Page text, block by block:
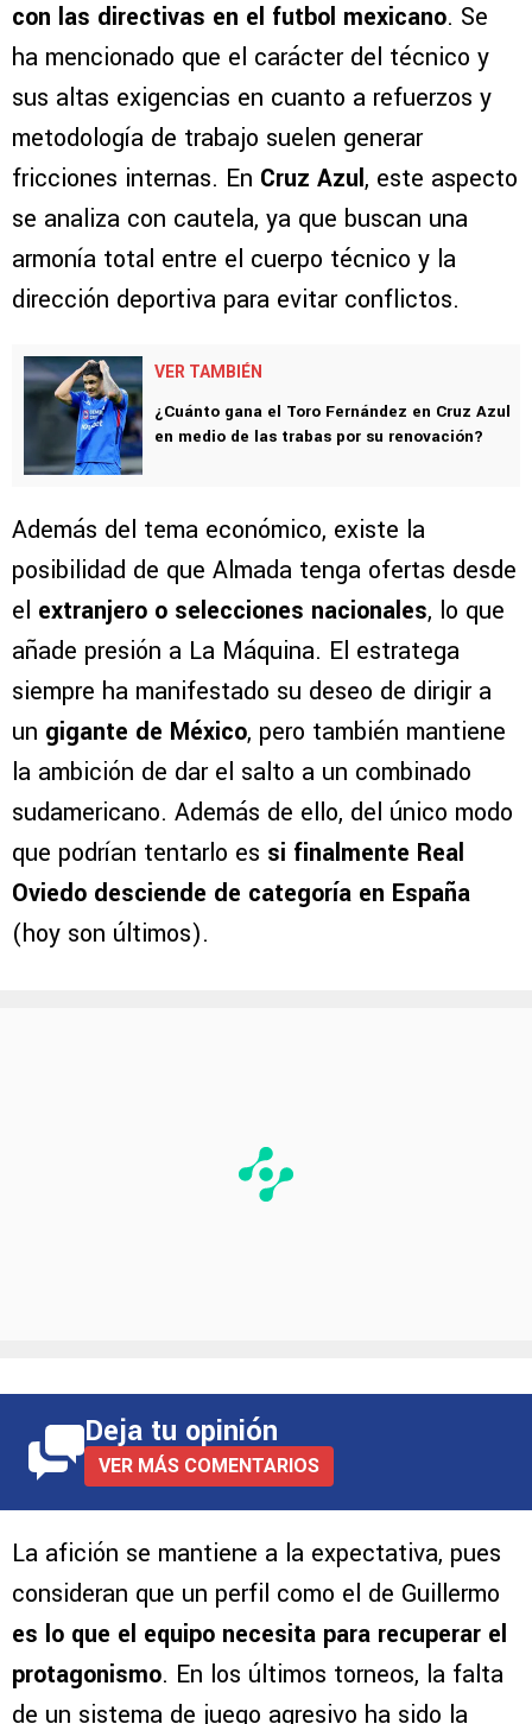
con las directivas en el futbol mexicano. Se
ha mencionado que el carácter del técnico y
sus altas exigencias en cuanto a refuerzos y
metodología de trabajo suelen generar
fricciones internas. En Cruz Azul, este aspecto
se analiza con cautela, ya que buscan una
armonía total entre el cuerpo técnico y la
dirección deportiva para evitar conflictos.
VER TAMBIÉN
¿Cuánto gana el Toro Fernández en Cruz Azul
en medio de las trabas por su renovación?
Además del tema económico, existe la
posibilidad de que Almada tenga ofertas desde
el extranjero o selecciones nacionales, lo que
añade presión a La Máquina. El estratega
siempre ha manifestado su deseo de dirigir a
un gigante de México, pero también mantiene
la ambición de dar el salto a un combinado
sudamericano. Además de ello, del único modo
que podrían tentarlo es si finalmente Real
Oviedo desciende de categoría en España
(hoy son últimos).
Deja tu opinión
VER MÁS COMENTARIOS
La afición se mantiene a la expectativa, pues
consideran que un perfil como el de Guillermo
es lo que el equipo necesita para recuperar el
protagonismo. En los últimos torneos, la falta
de un sistema de juego agresivo ha sido la